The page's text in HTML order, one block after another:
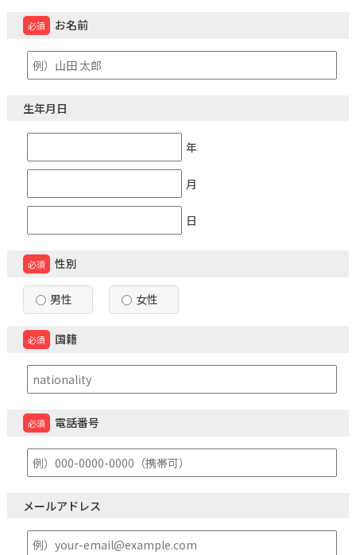
必須 お名前
生年月日
年
月
日
必須 性別
男性 女性
必須 国籍
必須 電話番号
メールアドレス